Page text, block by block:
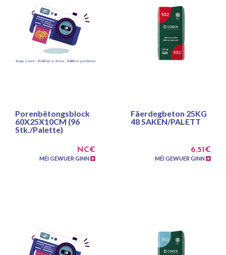
Porenbëtongsblock
60X25X10CM (96
Stk./Palette)
NC€
MÉI GEWUER GINN
Fäerdegbeton 25KG
48 SAKEN/PALETT
6.51€
MÉI GEWUER GINN